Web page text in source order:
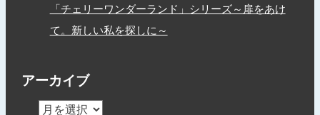
「チェリーワンダーランド」シリーズ～扉をあけ
て。新しい私を探しに～
アーカイブ